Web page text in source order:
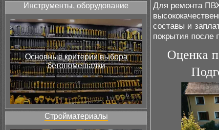
Инструменты, оборудование
Основные критерии выбора
бетономешалки
Стройматериалы
Для ремонта
составы и
покрытия после
Оценка